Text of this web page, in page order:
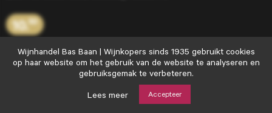
10.50
+ Voeg toe
Wijnhandel
Bas
Baan
Wijnhandel Bas Baan | Wijnkopers sinds 1935 gebruikt cookies
op haar website om het gebruik van de website te analyseren en
gebruiksgemak te verbeteren.
Lees meer Accepteer